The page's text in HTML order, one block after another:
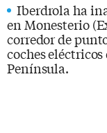
Iberdrola ha
en Monesterio
corredor de
coches
Península.